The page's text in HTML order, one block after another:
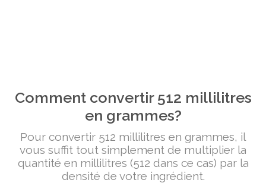
Comment convertir 512 millilitres
en grammes?
Pour convertir 512 millilitres en grammes, il
vous suffit tout simplement de multiplier la
quantité en millilitres (512 dans ce cas) par la
densité de votre ingrédient.